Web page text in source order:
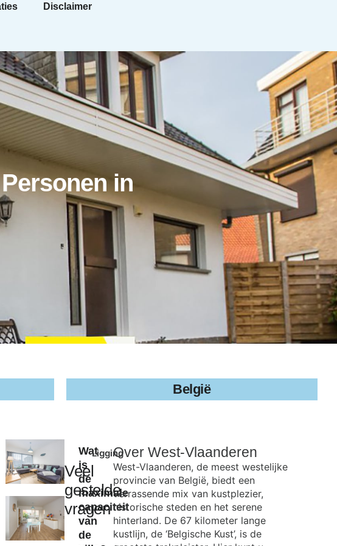
Disclaimer
in
België
Veel
gestelde
vragen
Wat
is
de
maximale
capaciteit
van
de
LiggingOver West-Vlaanderen
West-Vlaanderen, de meest westelijke
provincie van België, biedt een
verrassende mix van kustplezier,
historische steden en het serene
hinterland. De 67 kilometer lange
kustlijn, de ‘Belgische Kust’, is de